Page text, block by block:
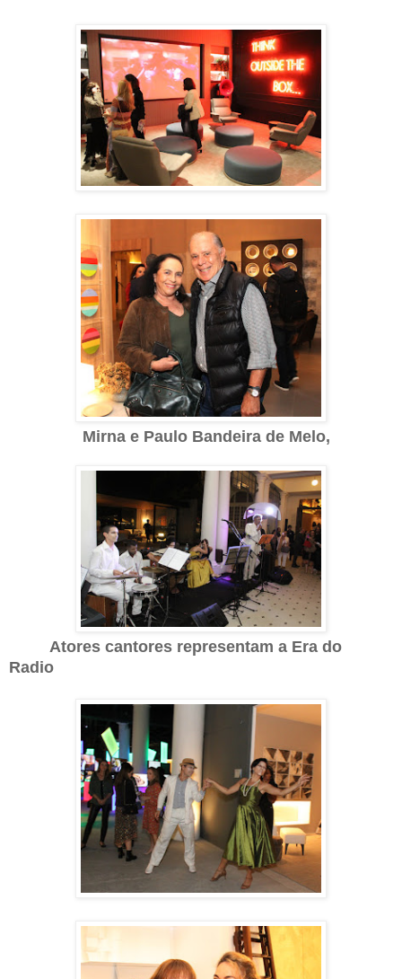
Mirna e Paulo Bandeira de Melo,
Atores cantores representam a Era do
Radio